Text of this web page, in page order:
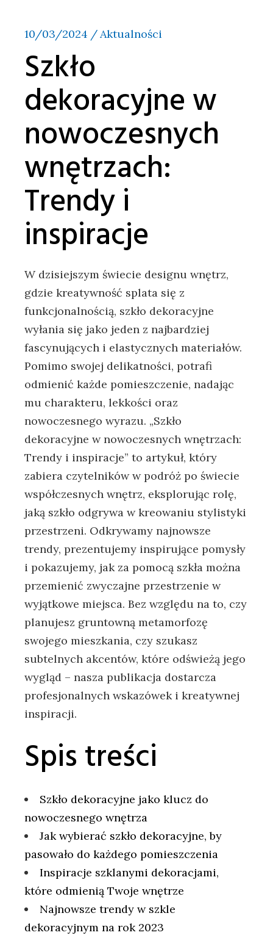
10/03/2024 Aktualności
Szkło
dekoracyjne w
nowoczesnych
wnętrzach:
Trendy i
inspiracje
W dzisiejszym ⁤świecie⁣ designu wnętrz,‌
gdzie kreatywność⁣ splata się z
funkcjonalnością, szkło dekoracyjne
wyłania się jako jeden z najbardziej​
fascynujących i elastycznych materiałów.
‍Pomimo swojej delikatności,​ potrafi
odmienić każde pomieszczenie, nadając
mu charakteru, lekkości‌ oraz⁣
nowoczesnego wyrazu.‍ „Szkło​
dekoracyjne w nowoczesnych ⁤wnętrzach:‍
Trendy i inspiracje” to artykuł, który
‍zabiera czytelników w​ podróż po świecie⁣
współczesnych wnętrz, eksplorując rolę,
jaką szkło odgrywa w kreowaniu‍ stylistyki
przestrzeni. Odkrywamy najnowsze
trendy, prezentujemy ​inspirujące pomysły
i pokazujemy, jak za pomocą szkła można
przemienić zwyczajne przestrzenie w
wyjątkowe miejsca. Bez względu na‌ to, czy
planujesz gruntowną ⁣metamorfozę
swojego mieszkania, czy szukasz
subtelnych akcentów, które odświeżą jego
​wygląd – nasza publikacja ⁤dostarcza
profesjonalnych wskazówek i​ kreatywnej
inspiracji.
Spis treści
Szkło dekoracyjne ‌jako‌ klucz do
nowoczesnego ⁤wnętrza
Jak wybierać szkło dekoracyjne, by ​
pasowało do każdego ‌pomieszczenia​
Inspiracje szklanymi dekoracjami,
które odmienią‌ Twoje wnętrze
Najnowsze trendy​ w ‌szkle
dekoracyjnym na rok ‍2023